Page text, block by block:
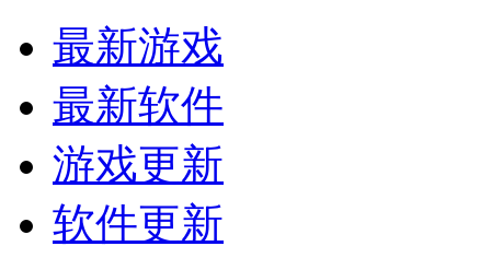
最新游戏
最新软件
游戏更新
软件更新